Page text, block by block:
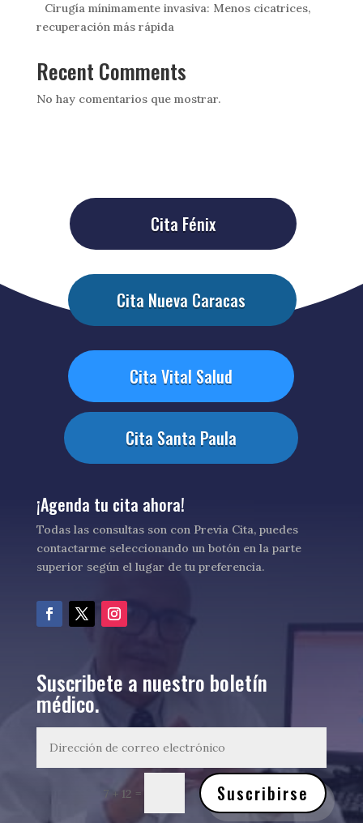
Cirugía mínimamente invasiva: Menos cicatrices,
recuperación más rápida
Recent Comments
No hay comentarios que mostrar.
Cita Fénix
Cita Nueva Caracas
Cita Vital Salud
Cita Santa Paula
¡Agenda tu cita ahora!
Todas las consultas son con Previa Cita, puedes
contactarme seleccionando un botón en la parte
superior según el lugar de tu preferencia.
Suscribete a nuestro boletín
médico.
7 + 12 = Suscribirse